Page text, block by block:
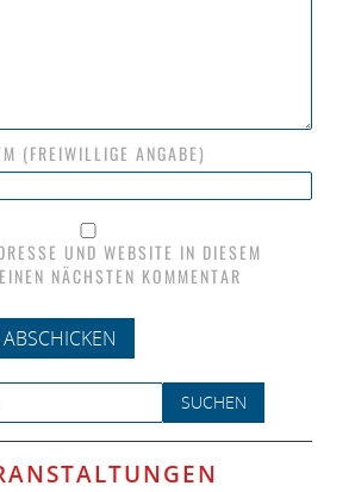
(FREIWILLIGE ANGABE)
UND WEBSITE IN DIESEM
NÄCHSTEN KOMMENTAR